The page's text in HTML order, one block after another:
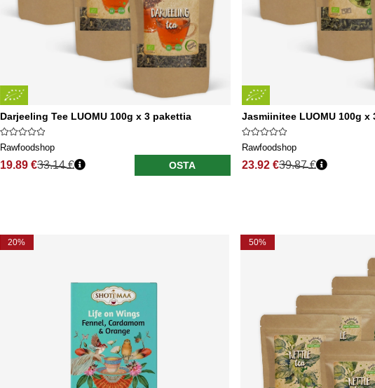
Darjeeling Tee LUOMU 100g x 3 pakettia
Rawfoodshop
19.89 €33.14 € OSTA
Jasmiinitee LUOMU 100g x
Rawfoodshop
23.92 €39.87 €
20% 50%